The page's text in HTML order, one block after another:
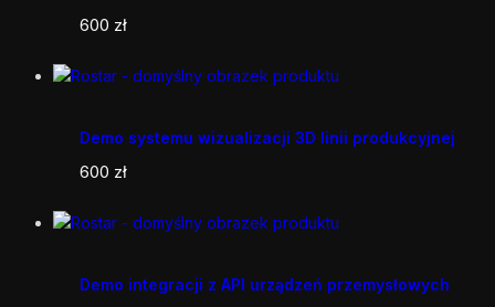
600 zł
Demo systemu wizualizacji 3D linii produkcyjnej
600 zł
Demo integracji z API urządzeń przemysłowych